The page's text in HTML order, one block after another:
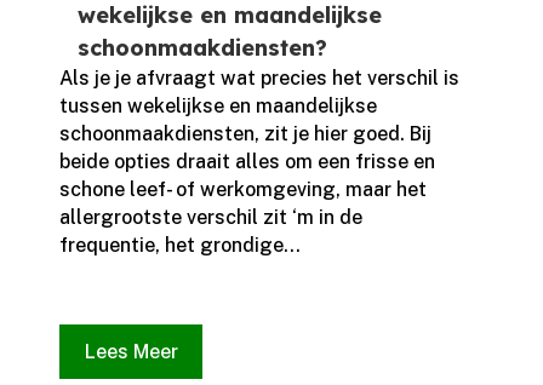
wekelijkse en maandelijkse
schoonmaakdiensten?
Als je je afvraagt wat precies het verschil is
tussen wekelijkse en maandelijkse
schoonmaakdiensten, zit je hier goed.​ Bij
beide opties draait alles om een frisse en
schone leef- of werkomgeving, maar het
allergrootste verschil zit ‘m in de
frequentie, het grondige...
Lees Meer